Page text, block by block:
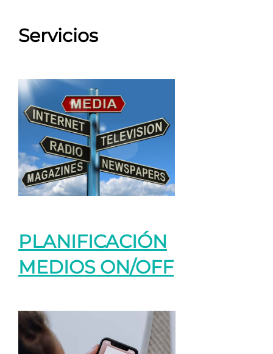
Servicios
PLANIFICACIÓN
MEDIOS ON/OFF